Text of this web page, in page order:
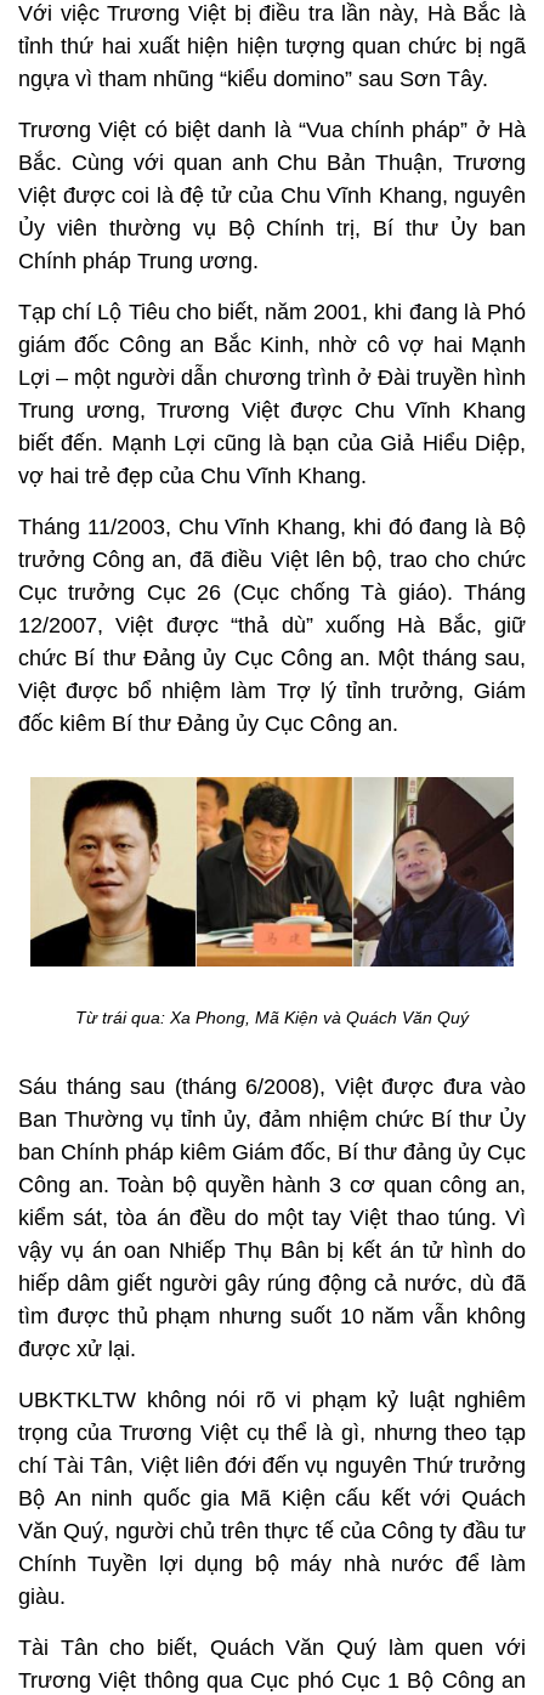
Với việc Trương Việt bị điều tra lần này, Hà Bắc là
tỉnh thứ hai xuất hiện hiện tượng quan chức bị ngã
ngựa vì tham nhũng “kiểu domino” sau Sơn Tây.
Trương Việt có biệt danh là “Vua chính pháp” ở Hà
Bắc. Cùng với quan anh Chu Bản Thuận, Trương
Việt được coi là đệ tử của Chu Vĩnh Khang, nguyên
Ủy viên thường vụ Bộ Chính trị, Bí thư Ủy ban
Chính pháp Trung ương.
Tạp chí Lộ Tiêu cho biết, năm 2001, khi đang là Phó
giám đốc Công an Bắc Kinh, nhờ cô vợ hai Mạnh
Lợi – một người dẫn chương trình ở Đài truyền hình
Trung ương, Trương Việt được Chu Vĩnh Khang
biết đến. Mạnh Lợi cũng là bạn của Giả Hiểu Diệp,
vợ hai trẻ đẹp của Chu Vĩnh Khang.
Tháng 11/2003, Chu Vĩnh Khang, khi đó đang là Bộ
trưởng Công an, đã điều Việt lên bộ, trao cho chức
Cục trưởng Cục 26 (Cục chống Tà giáo). Tháng
12/2007, Việt được “thả dù” xuống Hà Bắc, giữ
chức Bí thư Đảng ủy Cục Công an. Một tháng sau,
Việt được bổ nhiệm làm Trợ lý tỉnh trưởng, Giám
đốc kiêm Bí thư Đảng ủy Cục Công an.
Từ trái qua: Xa Phong, Mã Kiện và Quách Văn Quý
Sáu tháng sau (tháng 6/2008), Việt được đưa vào
Ban Thường vụ tỉnh ủy, đảm nhiệm chức Bí thư Ủy
ban Chính pháp kiêm Giám đốc, Bí thư đảng ủy Cục
Công an. Toàn bộ quyền hành 3 cơ quan công an,
kiểm sát, tòa án đều do một tay Việt thao túng. Vì
vậy vụ án oan Nhiếp Thụ Bân bị kết án tử hình do
hiếp dâm giết người gây rúng động cả nước, dù đã
tìm được thủ phạm nhưng suốt 10 năm vẫn không
được xử lại.
UBKTKLTW không nói rõ vi phạm kỷ luật nghiêm
trọng của Trương Việt cụ thể là gì, nhưng theo tạp
chí Tài Tân, Việt liên đới đến vụ nguyên Thứ trưởng
Bộ An ninh quốc gia Mã Kiện cấu kết với Quách
Văn Quý, người chủ trên thực tế của Công ty đầu tư
Chính Tuyền lợi dụng bộ máy nhà nước để làm
giàu.
Tài Tân cho biết, Quách Văn Quý làm quen với
Trương Việt thông qua Cục phó Cục 1 Bộ Công an